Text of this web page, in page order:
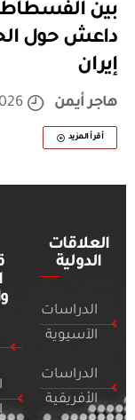
بين
داعش حول
إيران
هاجر أيمن
أقرأ المزيد
العلاقات
الدولية
الدراسات
الآسيوية
الدراسات
الأفريقية